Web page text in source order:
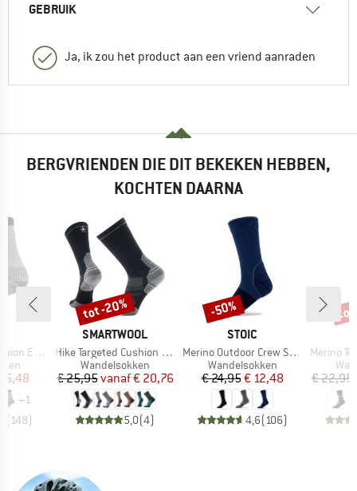
GEBRUIK
Ja, ik zou het product aan een vriend aanraden
BERGVRIENDEN DIE DIT BEKEKEN HEBBEN,
KOCHTEN DAARNA
Socks
prijs
+1
(148)
MERK
SMARTWOOL
Artikel
Hike Targeted Cushion Crew Socks
Productgroep
Wandelsokken
Prijs
€ 25,95 Verlaagde prijs
vanaf€ 20,76
5,0(4)
Korting
tot -20%
MERK
STOIC
Artikel
Merino Outdoor Crew Socks Tech
Productgroep
Wandelsokken
Prijs
€ 24,95Verlaagde prijs
€ 12,48
4,6(106)
Korting
-50%
Artikel
Merino
€ 22,95